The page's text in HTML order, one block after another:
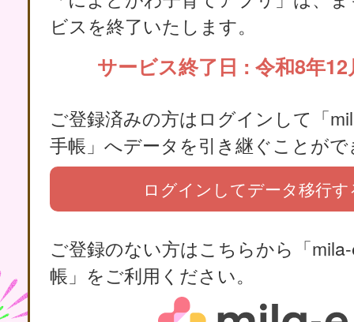
ビスを終了いたします。
サービス終了日 : 令和8年12
ご登録済みの方はログインして「
手帳」へデータを引き継ぐことが
ログインしてデータ移行す
ご登録のない方はこちらから「
帳」をご利用ください。